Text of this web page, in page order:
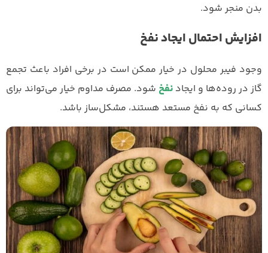
بدن منجر شود.
افزایش احتمال ایجاد نفخ
وجود فیبر محلول در خیار ممکن است در برخی افراد باعث تجمع
گاز در روده‌ها و ایجاد نفخ شود. مصرف مداوم خیار می‌تواند برای
کسانی که به نفخ مستعد هستند، مشکل‌ساز باشد.